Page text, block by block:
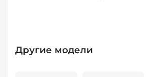
Другие модели